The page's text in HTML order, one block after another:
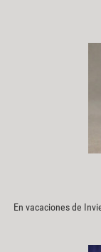
En vacaciones de